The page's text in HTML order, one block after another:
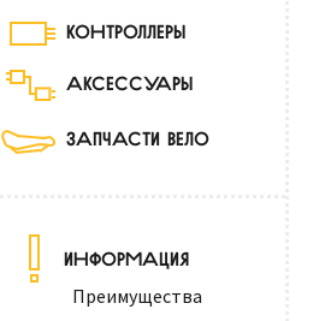
КОНТРОЛЛЕРЫ
АКСЕССУАРЫ
ЗАПЧАСТИ ВЕЛО
ИНФОРМАЦИЯ
Преимущества